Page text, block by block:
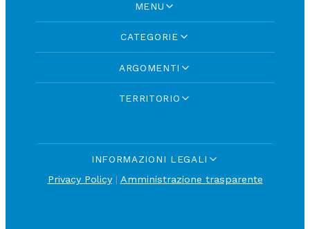
MENU
CATEGORIE
ARGOMENTI
TERRITORIO
INFORMAZIONI LEGALI
Privacy Policy| Amministrazione trasparente